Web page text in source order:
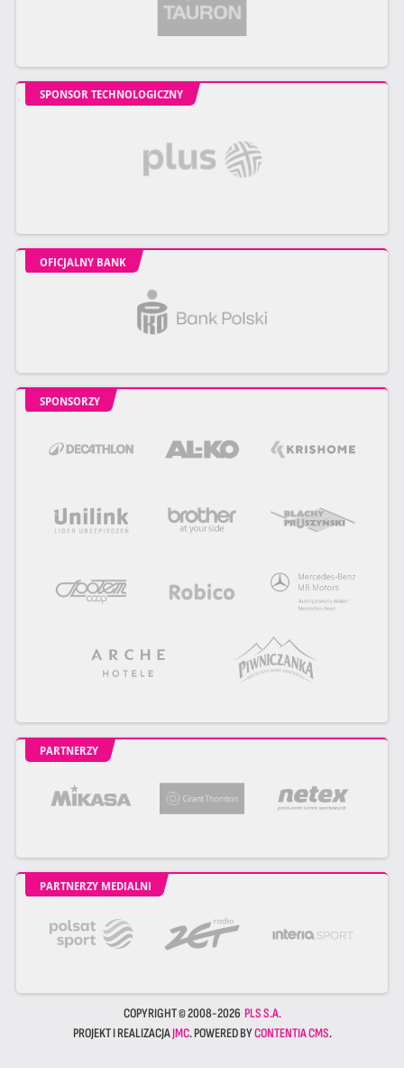
SPONSOR TECHNOLOGICZNY
OFICJALNY BANK
SPONSORZY
PARTNERZY
PARTNERZY MEDIALNI
COPYRIGHT © 2008-2026 PLS S.A.
PROJEKT I REALIZACJAJMC. POWERED BYCONTENTIA CMS.